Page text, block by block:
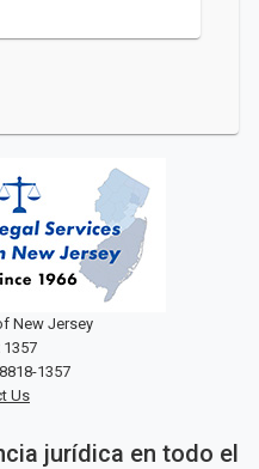
New Jersey
1357
1357
Us
jurídica en todo el